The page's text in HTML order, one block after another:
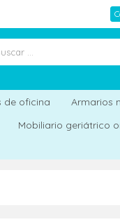
de oficina
Armarios
Mobiliario geriátrico